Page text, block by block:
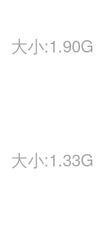
大小:1.90G
大小:1.33G